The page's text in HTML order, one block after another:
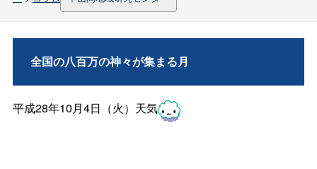
全国の八百万の神々が集まる月
平成28年10月4日（火）天気